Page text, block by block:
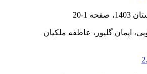
1-20
ایمان گلپور، عاطفه ملکیان